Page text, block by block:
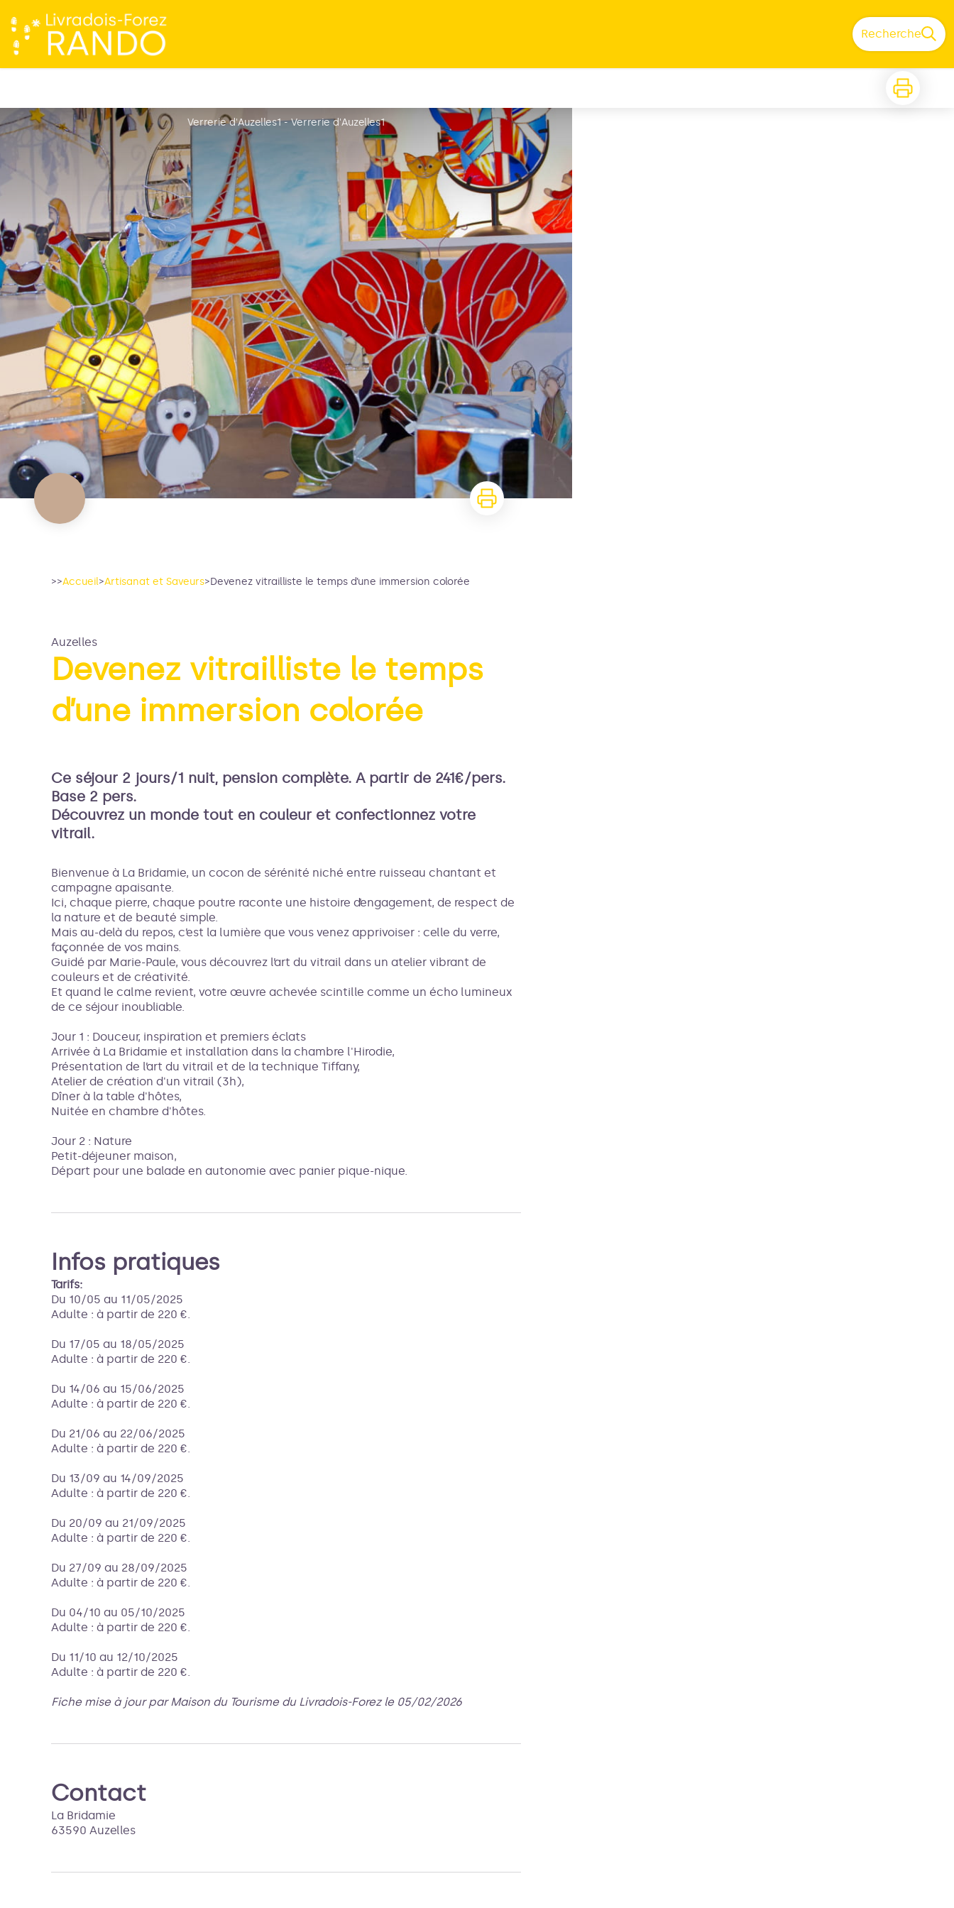
Recherche
Verrerie d'Auzelles1 - Verrerie d'Auzelles1
Voir l'image en plein écran
>>Accueil>Artisanat et Saveurs>Devenez vitrailliste le temps d’une immersion colorée
Auzelles
Devenez vitrailliste le temps
d’une immersion colorée
Ce séjour 2 jours/1 nuit, pension complète. A partir de 241€/pers.
Base 2 pers.
Découvrez un monde tout en couleur et confectionnez votre
vitrail.
Bienvenue à La Bridamie, un cocon de sérénité niché entre ruisseau chantant et
campagne apaisante.
Ici, chaque pierre, chaque poutre raconte une histoire d’engagement, de respect de
la nature et de beauté simple.
Mais au-delà du repos, c’est la lumière que vous venez apprivoiser : celle du verre,
façonnée de vos mains.
Guidé par Marie-Paule, vous découvrez l’art du vitrail dans un atelier vibrant de
couleurs et de créativité.
Et quand le calme revient, votre œuvre achevée scintille comme un écho lumineux
de ce séjour inoubliable.
Jour 1 : Douceur, inspiration et premiers éclats
Arrivée à La Bridamie et installation dans la chambre l'Hirodie,
Présentation de l’art du vitrail et de la technique Tiffany,
Atelier de création d'un vitrail (3h),
Dîner à la table d'hôtes,
Nuitée en chambre d'hôtes.
Jour 2 : Nature
Petit-déjeuner maison,
Départ pour une balade en autonomie avec panier pique-nique.
Infos pratiques
Tarifs:
Du 10/05 au 11/05/2025
Adulte : à partir de 220 €.
Du 17/05 au 18/05/2025
Adulte : à partir de 220 €.
Du 14/06 au 15/06/2025
Adulte : à partir de 220 €.
Du 21/06 au 22/06/2025
Adulte : à partir de 220 €.
Du 13/09 au 14/09/2025
Adulte : à partir de 220 €.
Du 20/09 au 21/09/2025
Adulte : à partir de 220 €.
Du 27/09 au 28/09/2025
Adulte : à partir de 220 €.
Du 04/10 au 05/10/2025
Adulte : à partir de 220 €.
Du 11/10 au 12/10/2025
Adulte : à partir de 220 €.
Fiche mise à jour par Maison du Tourisme du Livradois-Forez le 05/02/2026
Contact
La Bridamie
63590 Auzelles